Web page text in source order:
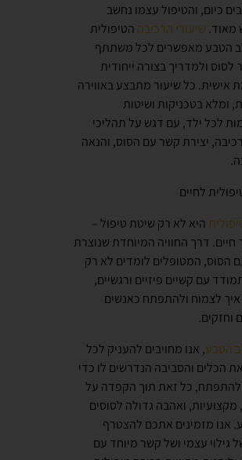
כיום, והטיפול עצמו נחשב
מאוד. שיעורי הרכיבה הטיפולית
הטבע מאפשרים לכל משתתף
ולמדריך בצורה ייחודית
אישית. כל שיעור מתבצע באווירה
ומלא בטכניקות ושיטות
לכל ילד, עם דגש על תהליכי
יצירת קשר עם הסוס, והנאה
לחיים
היא לא רק שיטת טיפול –
חיים. דרך החוויה המיוחדת שנוצרת
הסוס, המטופלים לומדים לא רק
עם קשיים פיזיים ורגשיים,
לצמוח ולהתפתח כאנשים
וחזקים.
הטבע, אנו מחויבים להעניק לכל
הכלים והסביבה הנדרשים לו כדי
כל זאת תוך הקפדה על
מקצועיות, ואהבה גדולה לסוסים
אנו מזמינים אתכם להצטרף
גילוי עצמי ושל קשר מיוחד עם